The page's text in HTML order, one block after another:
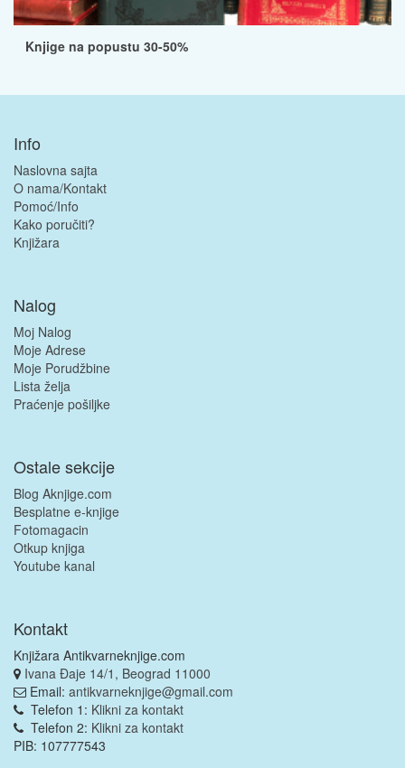
Knjige na popustu 30-50%
Info
Naslovna sajta
O nama/Kontakt
Pomoć/Info
Kako poručiti?
Knjižara
Nalog
Moj Nalog
Moje Adrese
Moje Porudžbine
Lista želja
Praćenje pošiljke
Ostale sekcije
Blog Aknjige.com
Besplatne e-knjige
Fotomagacin
Otkup knjiga
Youtube kanal
Kontakt
Knjižara Antikvarneknjige.com
Ivana Đaje 14/1, Beograd 11000
Email: antikvarneknjige@gmail.com
Telefon 1: Klikni za kontakt
Telefon 2: Klikni za kontakt
PIB: 107777543